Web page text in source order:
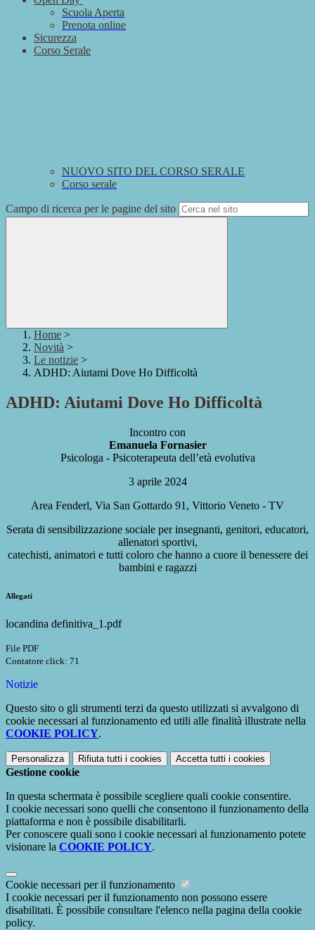
Scuola Aperta
Prenota online
Sicurezza
Corso Serale
NUOVO SITO DEL CORSO SERALE
Corso serale
Campo di ricerca per le pagine del sito
Home >
Novità >
Le notizie >
ADHD: Aiutami Dove Ho Difficoltà
ADHD: Aiutami Dove Ho Difficoltà
Incontro con
Emanuela Fornasier
Psicologa - Psicoterapeuta dell’età evolutiva
3 aprile 2024
Area Fenderl, Via San Gottardo 91, Vittorio Veneto - TV
Serata di sensibilizzazione sociale per insegnanti, genitori, educatori,
allenatori sportivi,
catechisti, animatori e tutti coloro che hanno a cuore il benessere dei
bambini e ragazzi
Allegati
locandina definitiva_1.pdf
File PDF
Contatore click: 71
Notizie
Questo sito o gli strumenti terzi da questo utilizzati si avvalgono di
cookie necessari al funzionamento ed utili alle finalità illustrate nella
COOKIE POLICY.
Personalizza Rifiuta tutti i cookies Accetta tutti i cookies
Gestione cookie
In questa schermata è possibile scegliere quali cookie consentire.
I cookie necessari sono quelli che consentono il funzionamento della
piattaforma e non è possibile disabilitarli.
Per conoscere quali sono i cookie necessari al funzionamento potete
visionare la COOKIE POLICY.
Cookie necessari per il funzionamento
I cookie necessari per il funzionamento non possono essere
disabilitati. È possibile consultare l'elenco nella pagina della cookie
policy.